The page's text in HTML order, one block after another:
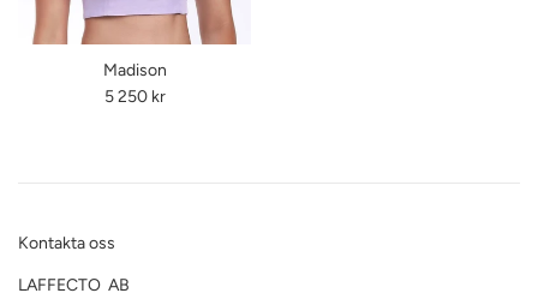
Madison
Ordinarie
5 250 kr
Kontakta oss
LAFFECTO AB